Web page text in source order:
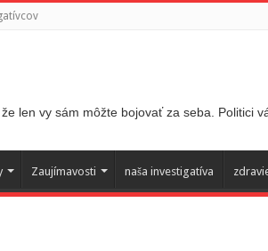
len vy sám môžte bojovať za seba. Politici
Zaujímavosti naša investigatíva